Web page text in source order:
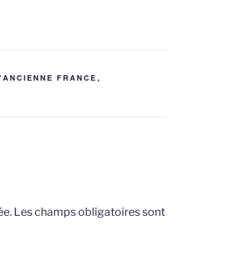
FRANCE ,
Les champs obligatoires sont